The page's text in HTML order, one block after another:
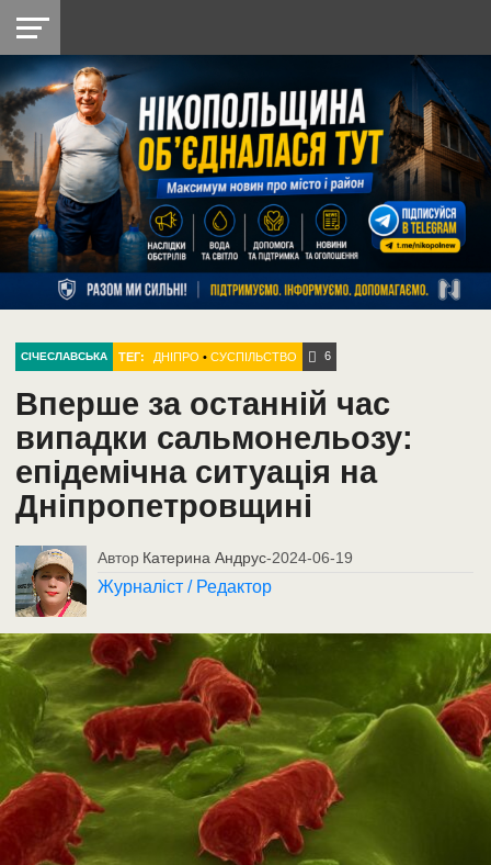
НІКОПОЛЬ
РАЙОН
СІЧЕСЛАВСЬКА
УКРАЇНА
РЕТРО
НІКОПОЛЬ
ЛАЙТ
УКРАЇНА
ДОПОМОГА
РАДІО
СІЧЕСЛАВСЬКА ТЕГ: ДНІПРО •СУСПІЛЬСТВО 6
Вперше за останній час
випадки сальмонельозу:
епідемічна ситуація на
Дніпропетровщині
Автор Катерина Андрус-2024-06-19
Журналіст / Редактор